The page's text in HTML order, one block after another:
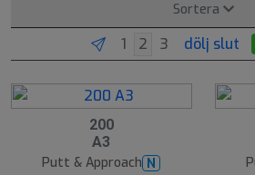
Sortera
dölj slut
200
A3
Putt & Approach N